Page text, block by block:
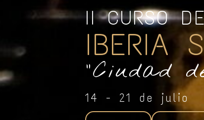
II CURSO
IBERIA
"Ciudad
14 - 21 de julio